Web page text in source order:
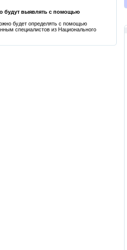
будут выявлять с помощью
будет определять с помощью
специалистов из Национального